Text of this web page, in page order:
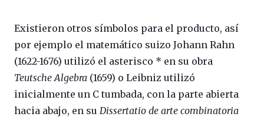
Existieron otros símbolos para el producto, así
por ejemplo el matemático suizo Johann Rahn
(1622-1676) utilizó el asterisco * en su obra
Teutsche Algebra (1659) o Leibniz utilizó
inicialmente un C tumbada, con la parte abierta
hacia abajo, en su Dissertatio de arte combinatoria